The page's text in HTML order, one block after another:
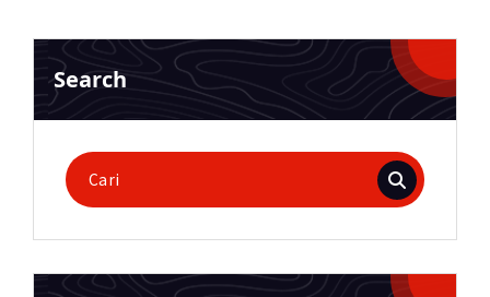
Search
Pencarian
untuk: